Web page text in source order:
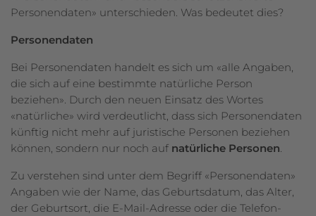
Personendaten» unterschieden. Was bedeutet dies?
Personendaten
Bei Personendaten handelt es sich um «alle Angaben,
die sich auf eine bestimmte natürliche Person
beziehen». Durch den neuen Einsatz des Wortes
«natürliche» wird verdeutlicht, dass sich Personendaten
künftig nicht mehr auf juristische Personen beziehen
können, sondern nur noch auf natürliche Personen
Zu verstehen sind unter dem Begriff «Personendaten»
Angaben wie der Name, das Geburtsdatum, das Alter,
der Geburtsort, die E-Mail-Adresse oder die Telefon­